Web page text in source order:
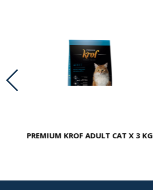
PREMIUM KROF ADULT CAT X 3 KG